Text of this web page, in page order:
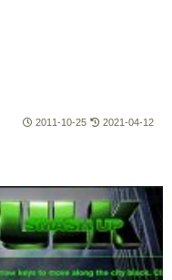
2011-10-25 2021-04-12